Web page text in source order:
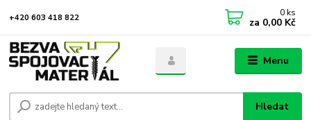
Menu
Hledat
+420 603 418 822 0 ks
za 0,00 Kč